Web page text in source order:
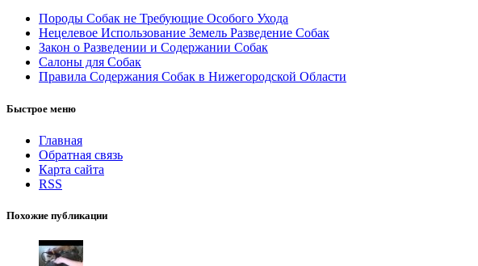
Породы Собак не Требующие Особого Ухода
Нецелевое Использование Земель Разведение Собак
Закон о Разведении и Содержании Собак
Салоны для Собак
Правила Содержания Собак в Нижегородской Области
Быстрое меню
Главная
Обратная связь
Карта сайта
RSS
Похожие публикации